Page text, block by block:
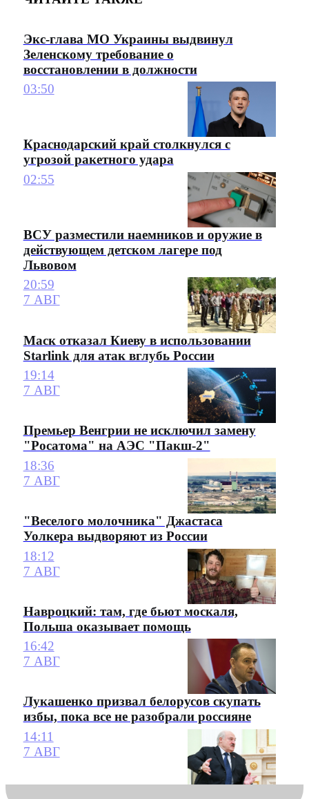
Экс-глава МО Украины выдвинул
Зеленскому требование о
восстановлении в должности
03:50
Краснодарский край столкнулся с
угрозой ракетного удара
02:55
ВСУ разместили наемников и оружие в
действующем детском лагере под
Львовом
20:59
7 АВГ
Маск отказал Киеву в использовании
Starlink для атак вглубь России
19:14
7 АВГ
Премьер Венгрии не исключил замену
"Росатома" на АЭС "Пакш-2"
18:36
7 АВГ
"Веселого молочника" Джастаса
Уолкера выдворяют из России
18:12
7 АВГ
Навроцкий: там, где бьют москаля,
Польша оказывает помощь
16:42
7 АВГ
Лукашенко призвал белорусов скупать
избы, пока все не разобрали россияне
14:11
7 АВГ